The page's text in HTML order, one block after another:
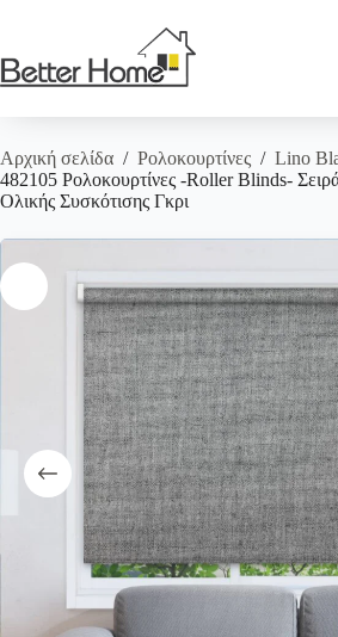
Αρχική σελίδα / Ρολοκουρτίνες / Lino
482105 Ρολοκουρτίνες -Roller Blinds-
Ολικής Συσκότισης Γκρι